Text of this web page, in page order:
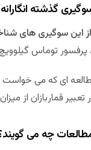
گذشته انگارانه
پرفسور توماس
ای که می خواست
تعبیر قماربازان از
چه می